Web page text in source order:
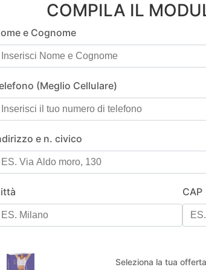
COMPILA IL
e Cognome
(Meglio Cellulare)
e n. civico
CAP
Seleziona la tua